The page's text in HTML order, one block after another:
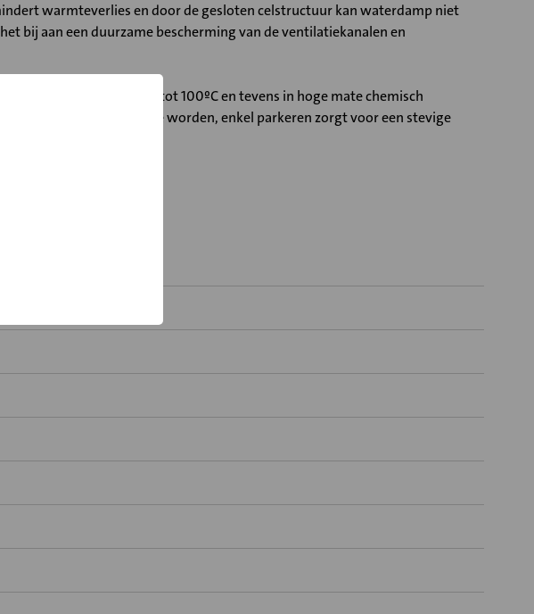
warmteverlies en door de gesloten celstructuur kan waterdamp niet
bij aan een duurzame bescherming van de ventilatiekanalen en
tegen temperaturen tot 100ºC en tevens in hoge mate chemisch
tape meer gebruikt te worden, enkel parkeren zorgt voor een stevige